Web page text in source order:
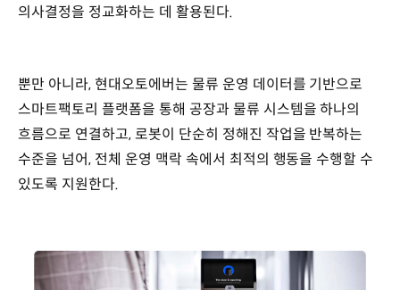
의사결정을 정교화하는 데 활용된다.
뿐만 아니라, 현대오토에버는 물류 운영 데이터를 기반으로
스마트팩토리 플랫폼을 통해 공장과 물류 시스템을 하나의
흐름으로 연결하고, 로봇이 단순히 정해진 작업을 반복하는
수준을 넘어, 전체 운영 맥락 속에서 최적의 행동을 수행할 수
있도록 지원한다.